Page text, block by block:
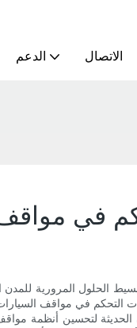
الدعم الاتصال
في
الحلول المرورية
التحكم في مواقف
الحديثة لتحسين أنظمة